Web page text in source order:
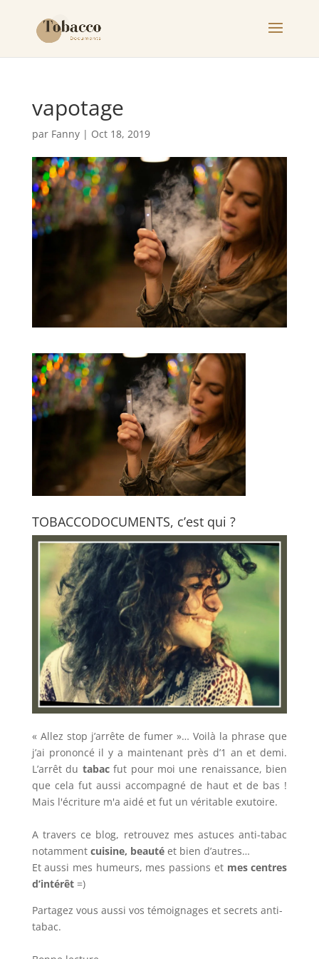
vapotage
par Fanny| Oct 18, 2019
TOBACCODOCUMENTS, c’est qui ?
« Allez stop j’arrête de fumer »… Voilà la phrase que
j’ai prononcé il y a maintenant près d’1 an et demi.
L’arrêt du tabacfut pour moi une renaissance, bien
que cela fut aussi accompagné de haut et de bas !
Mais l'écriture m'a aidé et fut un véritable exutoire.
A travers ce blog, retrouvez mes astuces anti-tabac
notamment cuisine, beautéet bien d’autres…
Et aussi mes humeurs, mes passions et mes centres
d’intérêt=)
Partagez vous aussi vos témoignages et secrets anti-
tabac.